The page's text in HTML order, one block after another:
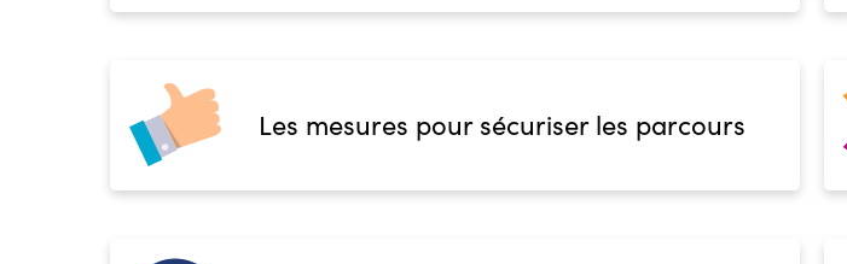
Les mesures pour sécuriser les parcours